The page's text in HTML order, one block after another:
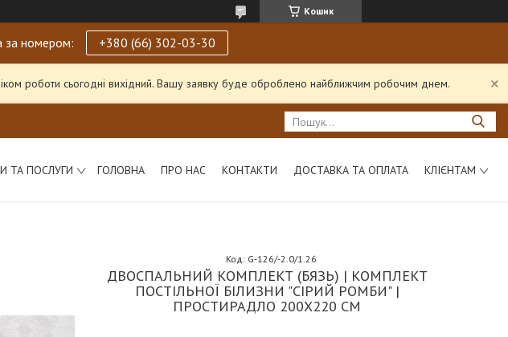
Кошик
за номером: +380 (66) 302-03-30
роботи сьогодні вихідний. Вашу заявку буде оброблено найближчим робочим днем.
ТА ПОСЛУГИ ГОЛОВНА ПРО НАС КОНТАКТИ ДОСТАВКА ТА ОПЛАТА КЛІЄНТАМ
ДВОСПАЛЬНИЙ КОМПЛЕКТ (БЯЗЬ) | КОМПЛЕКТ
ПОСТІЛЬНОЇ БІЛИЗНИ "СІРИЙ РОМБИ" |
ПРОСТИРАДЛО 200Х220 СМ
Код: G-126/-2.0/1.26